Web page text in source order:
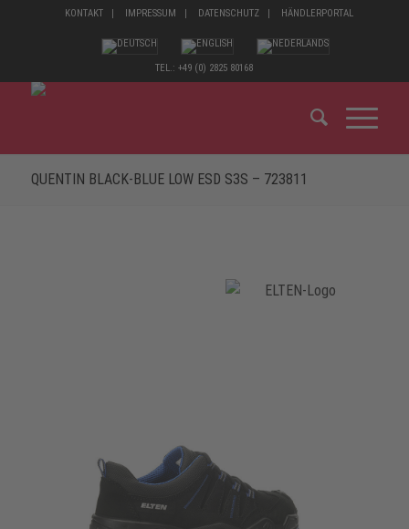
KONTAKT IMPRESSUM DATENSCHUTZ HÄNDLERPORTAL
TEL.: +49 (0) 2825 80168
QUENTIN BLACK-BLUE LOW ESD S3S – 723811